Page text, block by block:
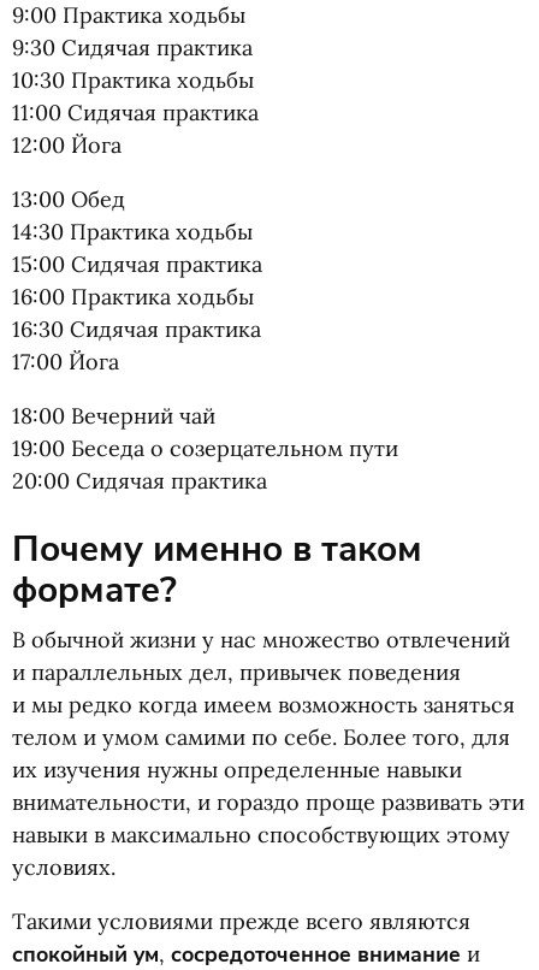
9:00 Практика ходьбы
9:30 Сидячая практика
10:30 Практика ходьбы
11:00 Сидячая практика
12:00 Йога
13:00 Обед
14:30 Практика ходьбы
15:00 Сидячая практика
16:00 Практика ходьбы
16:30 Сидячая практика
17:00 Йога
18:00 Вечерний чай
19:00 Беседа о созерцательном пути
20:00 Сидячая практика
Почему именно в таком
формате?
В обычной жизни у нас множество отвлечений
и параллельных дел, привычек поведения
и мы редко когда имеем возможность заняться
телом и умом самими по себе. Более того, для
их изучения нужны определенные навыки
внимательности, и гораздо проще развивать эти
навыки в максимально способствующих этому
условиях.
Такими условиями прежде всего являются
спокойный ум, сосредоточенное внимание и